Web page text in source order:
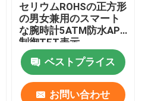
セリウムROHSの正方形
の男女兼用のスマート
な腕時計5ATM防水APP
制御TFT表示
ベストプライス
お問い合わせ